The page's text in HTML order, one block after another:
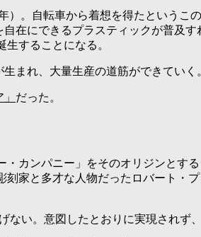
年）。自転車から着想を得たという
在にできるプラスティックが普及
することになる。
まれ、大量生産の道筋ができてい
だった。
カンパニー」をそのオリジンとす
家と多才な人物だったロバート・
い。意図したとおりに実現されず